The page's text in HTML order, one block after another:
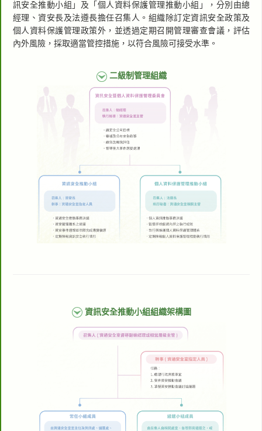
訊安全推動小組」及「個人資料保護管理推動小組」，分別由總
經理、資安長及法遵長擔任召集人。組織除訂定資訊安全政策及
個人資料保護管理政策外，並透過定期召開管理審查會議，評估
內外風險，採取適當管控措施，以符合風險可接受水準。
二級制管理組織
資訊安全推動小組組織架構圖